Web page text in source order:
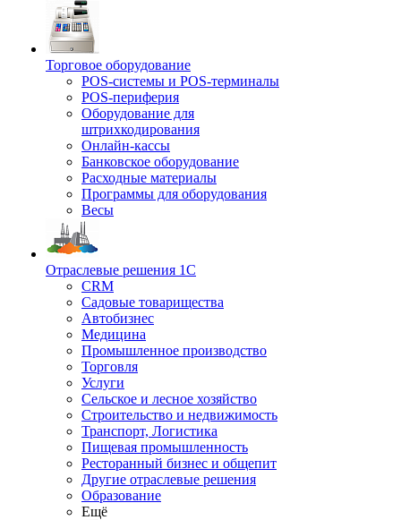
Торговое оборудование
POS-системы и POS-терминалы
POS-периферия
Оборудование для
штрихкодирования
Онлайн-кассы
Банковское оборудование
Расходные материалы
Программы для оборудования
Весы
Отраслевые решения 1С
CRM
Садовые товарищества
Автобизнес
Медицина
Промышленное производство
Торговля
Услуги
Сельское и лесное хозяйство
Строительство и недвижимость
Транспорт, Логистика
Пищевая промышленность
Ресторанный бизнес и общепит
Другие отраслевые решения
Образование
Ещё